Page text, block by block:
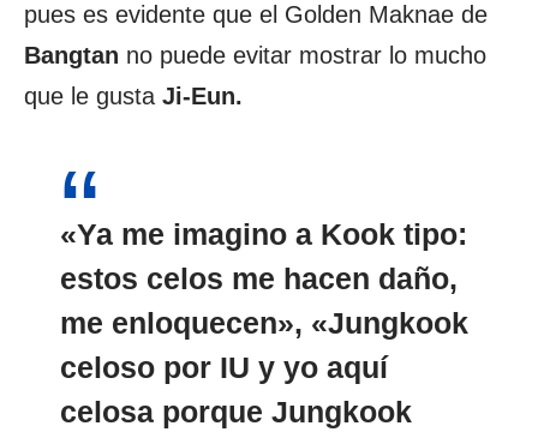
pues es evidente que el Golden Maknae de
Bangtan no puede evitar mostrar lo mucho
que le gusta Ji-Eun.
«Ya me imagino a Kook tipo:
estos celos me hacen daño,
me enloquecen», «Jungkook
celoso por IU y yo aquí
celosa porque Jungkook